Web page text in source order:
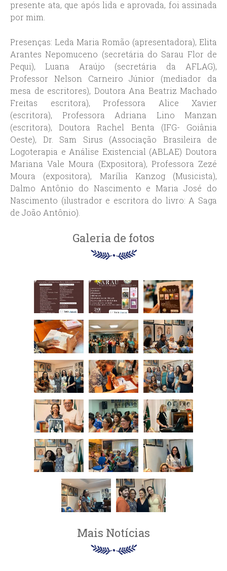
presente ata, que após lida e aprovada, foi assinada
por mim.
Presenças: Leda Maria Romão (apresentadora), Elita
Arantes Nepomuceno (secretária do Sarau Flor de
Pequi), Luana Araújo (secretária da AFLAG),
Professor Nelson Carneiro Júnior (mediador da
mesa de escritores), Doutora Ana Beatriz Machado
Freitas escritora), Professora Alice Xavier
(escritora), Professora Adriana Lino Manzan
(escritora), Doutora Rachel Benta (IFG- Goiânia
Oeste), Dr. Sam Sirus (Associação Brasileira de
Logoterapia e Análise Existencial (ABLAE) Doutora
Mariana Vale Moura (Expositora), Professora Zezé
Moura (expositora), Marília Kanzog (Musicista),
Dalmo Antônio do Nascimento e Maria José do
Nascimento (ilustrador e escritora do livro: A Saga
de João Antônio).
Galeria de fotos
Mais Notícias